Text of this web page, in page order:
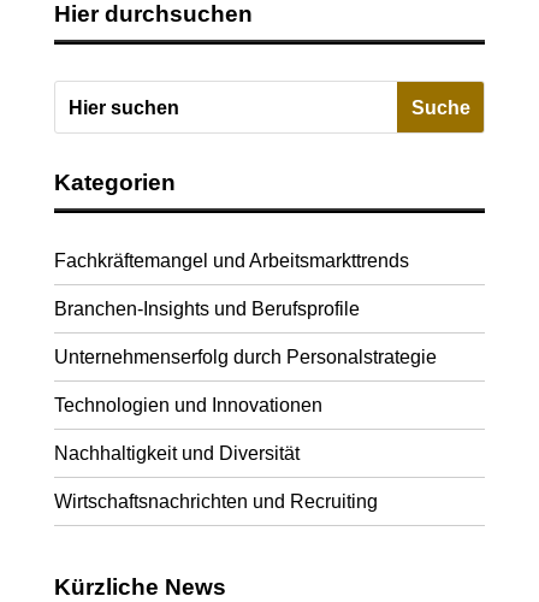
Hier durchsuchen
Kategorien
Fachkräftemangel und Arbeitsmarkttrends
Branchen-Insights und Berufsprofile
Unternehmenserfolg durch Personalstrategie
Technologien und Innovationen
Nachhaltigkeit und Diversität
Wirtschaftsnachrichten und Recruiting
Kürzliche News